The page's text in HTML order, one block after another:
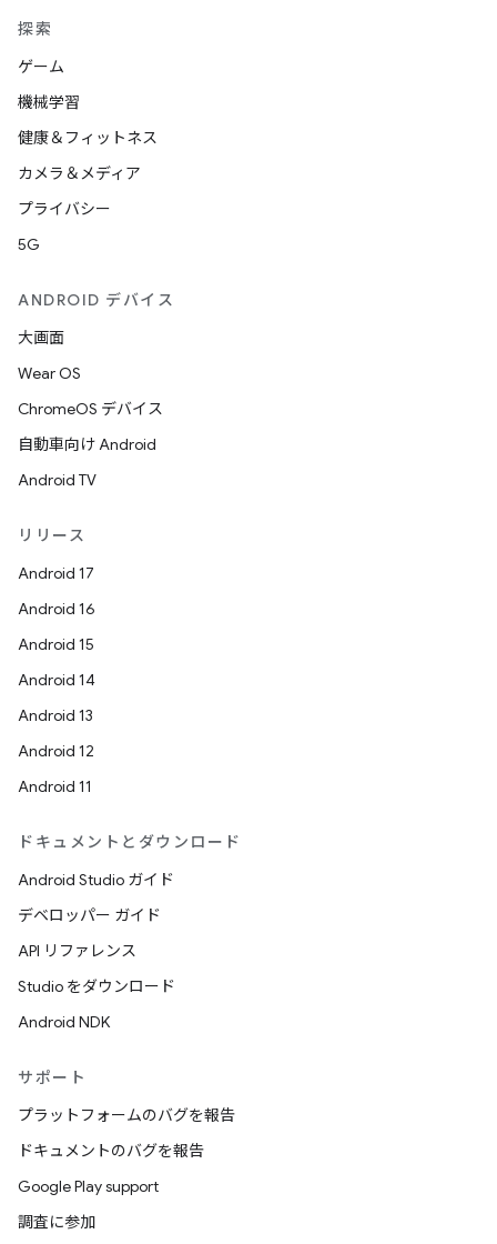
探索
ゲーム
機械学習
健康＆フィットネス
カメラ＆メディア
プライバシー
5G
ANDROID デバイス
大画面
Wear OS
ChromeOS デバイス
自動車向け Android
Android TV
リリース
Android 17
Android 16
Android 15
Android 14
Android 13
Android 12
Android 11
ドキュメントとダウンロード
Android Studio ガイド
デベロッパー ガイド
API リファレンス
Studio をダウンロード
Android NDK
サポート
プラットフォームのバグを報告
ドキュメントのバグを報告
Google Play support
調査に参加